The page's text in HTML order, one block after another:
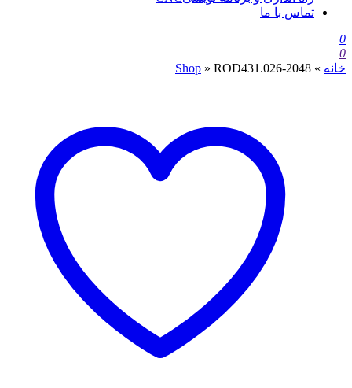
تماس با ما
0
0
خانه »
Shop » ROD431.026-2048